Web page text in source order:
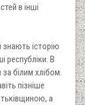
в інші
знають історію
республіки. В
білим хлібом.
пізніше
а